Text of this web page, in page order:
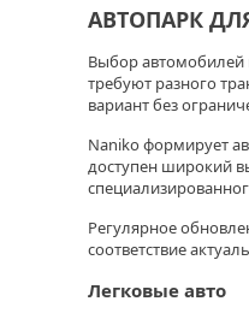
АВТОПАРК
Выбор автомобилей
требуют разного
вариант без
Naniko формирует
доступен широкий
Регулярное
соответствие
Легковые авто